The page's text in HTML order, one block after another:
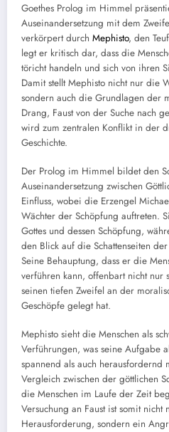
Goethes Prolog im Himmel
Auseinandersetzung mit dem
verkörpert durch Mephisto, den
legt er kritisch dar, dass die
töricht handeln und sich von ihren
Damit stellt Mephisto nicht nur die
sondern auch die Grundlagen der
Drang, Faust von der Suche nach
wird zum zentralen Konflikt in der
Geschichte.
Der Prolog im Himmel bildet den
Auseinandersetzung zwischen
Einfluss, wobei die Erzengel
Wächter der Schöpfung auftreten.
Gottes und dessen Schöpfung,
den Blick auf die Schattenseiten
Seine Behauptung, dass er die
verführen kann, offenbart nicht nur
seinen tiefen Zweifel an der
Geschöpfe gelegt hat.
Mephisto sieht die Menschen als
Verführungen, was seine Aufgabe
spannend als auch herausfordernd
Vergleich zwischen der göttlichen
die Menschen im Laufe der Zeit
Versuchung an Faust ist somit
Herausforderung, sondern ein